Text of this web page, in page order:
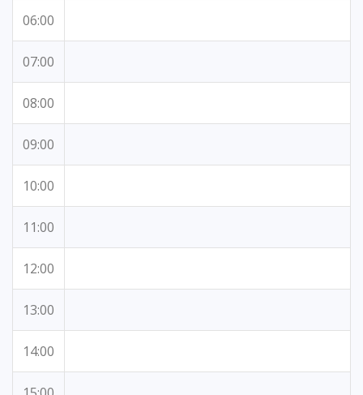
06:00
07:00
08:00
09:00
10:00
11:00
12:00
13:00
14:00